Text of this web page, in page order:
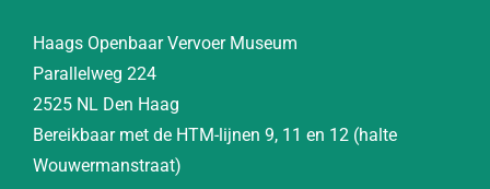
Haags Openbaar Vervoer Museum
Parallelweg 224
2525 NL Den Haag
Bereikbaar met de HTM-lijnen 9, 11 en 12 (halte
Wouwermanstraat)